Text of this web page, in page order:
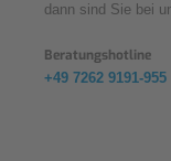
dann sind Sie bei
Beratungshotline
+49 7262 9191-955